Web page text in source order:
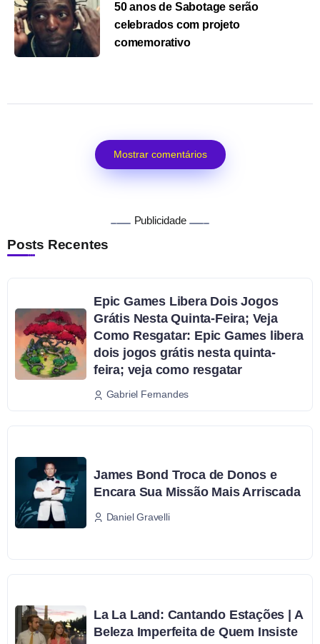
50 anos de Sabotage serão
celebrados com projeto
comemorativo
Mostrar comentários
Publicidade
Posts Recentes
Epic Games Libera Dois Jogos
Grátis Nesta Quinta-Feira; Veja
Como Resgatar: Epic Games libera
dois jogos grátis nesta quinta-
feira; veja como resgatar
Gabriel Fernandes
James Bond Troca de Donos e
Encara Sua Missão Mais Arriscada
Daniel Gravelli
La La Land: Cantando Estações | A
Beleza Imperfeita de Quem Insiste